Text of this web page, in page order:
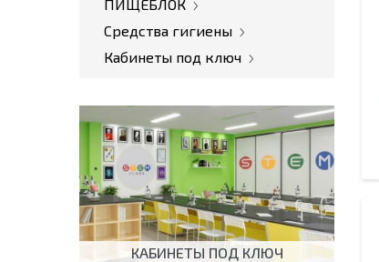
ПИЩЕБЛОК
Средства гигиены
Кабинеты под ключ
КАБИНЕТЫ ПОД КЛЮЧ